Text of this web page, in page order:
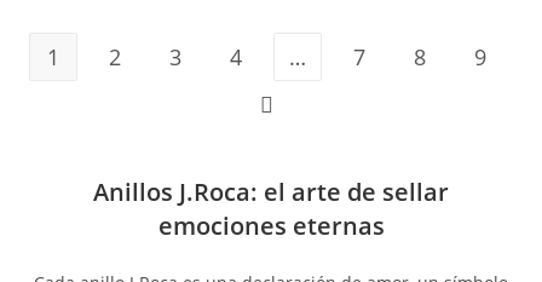
1 2 3 4 … 7 8 9
Anillos J.Roca: el arte de sellar
emociones eternas